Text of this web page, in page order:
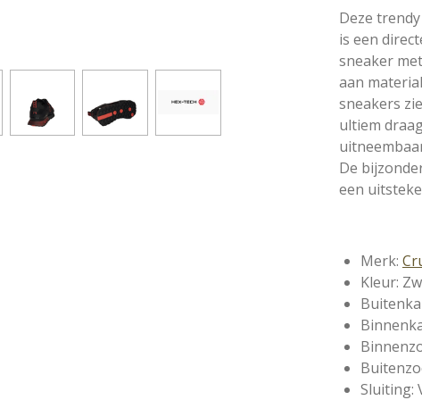
Deze
is een
sneaker
aan
sneakers
ultiem
De
een
Merk:
Kleur:
Sluiting: